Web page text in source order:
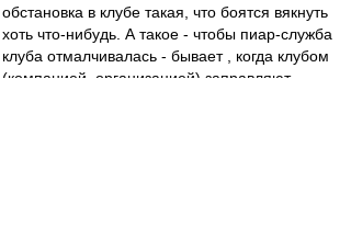
обстановка в клубе такая, что боятся вякнуть
хоть что-нибудь. А такое - чтобы пиар-служба
клуба отмалчивалась - бывает , когда клубом
(компанией, организацией) заправляют